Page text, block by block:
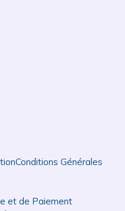
Générales
et de Paiement